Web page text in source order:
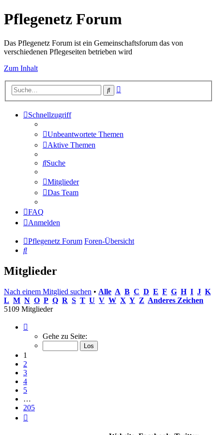
Pflegenetz Forum
Das Pflegenetz Forum ist ein Gemeinschaftsforum das von
verschiedenen Pflegeseiten betrieben wird
Zum Inhalt
Suche
Schnellzugriff
Unbeantwortete Themen
Aktive Themen
Suche
Mitglieder
Das Team
FAQ
Anmelden
Pflegenetz Forum Foren-Übersicht
Suche
Mitglieder
Nach einem Mitglied suchen • Alle A B C D E F G H I J K
L M N O P Q R S T U V W X Y Z Anderes Zeichen
5109 Mitglieder
von
Gehe zu Seite:
1
2
3
4
5
…
205